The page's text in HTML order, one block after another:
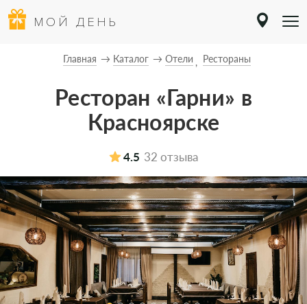
МОЙ ДЕНЬ
Главная Каталог Отели Рестораны
Ресторан «Гарни» в
Красноярске
4.5 32 отзыва